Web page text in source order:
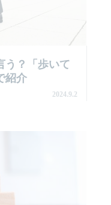
う？「歩いて
紹介
2024.9.2